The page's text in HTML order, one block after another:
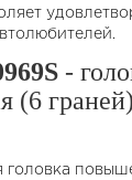
-
(6
головка